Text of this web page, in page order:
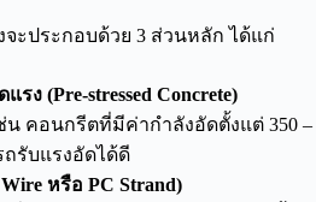
จะประกอบด้วย 3 ส่วนหลัก ได้แก่
ง (Pre-stressed Concrete)
น คอนกรีตที่มีค่ากำลังอัดตั้งแต่ 350 –
ถรับแรงอัดได้ดี
หรือ PC Strand)